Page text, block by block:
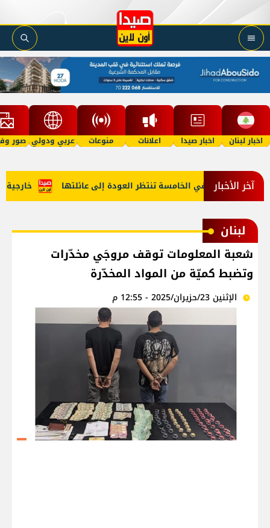
اخبار لبنان اخبار صيدا اعلانات منوعات عربي ودولي صور
آخر الأخبار خارجية طفلة في الخامسة تنتظر العودة إلى عائلتها
لبنان
شعبة المعلومات توقف مروجَي مخدّرات
وتضبط كميّة من المواد المخدّرة
الإثنين 23/حزيران/2025 - 12:55 م